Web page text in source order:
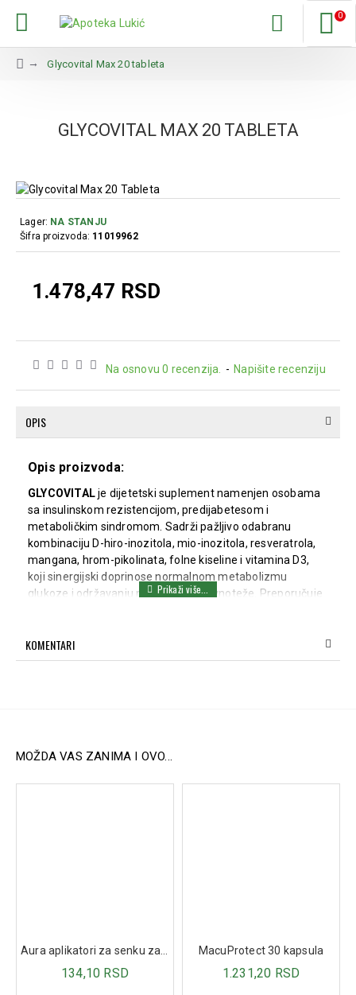
0
Glycovital Max 20 tableta
GLYCOVITAL MAX 20 TABLETA
Na osnovu 0 recenzija. - Napišite recenziju
1.478,47 RSD
Lager: NA STANJU
Šifra proizvoda: 11019962
OPIS
Opis proizvoda:
GLYCOVITALje dijetetski suplement namenjen osobama
sa insulinskom rezistencijom, predijabetesom i
metaboličkim sindromom. Sadrži pažljivo odabranu
kombinaciju D-hiro-inozitola, mio-inozitola, resveratrola,
mangana, hrom-pikolinata, folne kiseline i vitamina D3,
koji sinergijski doprinose normalnom metabolizmu
glukoze i održavanju metaboličke ravnoteže. Preporučuje
i onima koji žele dodatnu podršku u regulaciji telesne
težine i osetljivosti na insulin.
Hrom i mangan učestvuju u normalnom metabolizmu
glukoze u krvi, dok folna kiselina doprinosi normalnom
KOMENTARI
MOŽDA VAS ZANIMA I OVO...
134,10 RSD
MacuProtect 30 kapsula
1.231,20 RSD